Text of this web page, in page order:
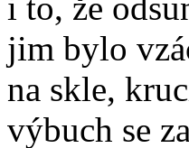
jim bylo
na skle,
výbuch se